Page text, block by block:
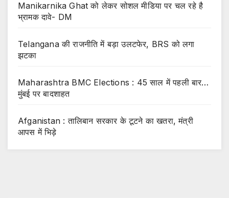
Manikarnika Ghat को लेकर सोशल मीडिया पर चल रहे है
भ्रामक दावे- DM
Telangana की राजनीति में बड़ा उलटफेर, BRS को लगा
झटका
Maharashtra BMC Elections : 45 साल में पहली बार…
मुंबई पर बादशाहत
Afganistan : तालिबान सरकार के टूटने का खतरा, मंत्री
आपस में भिड़े